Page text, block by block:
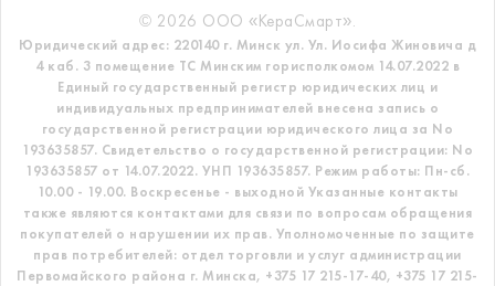
© 2026 ООО «КераСмарт».
Юридический адрес: 220140 г. Минск ул. Ул. Иосифа Жиновича д
4 каб. 3 помещение ТС Минским горисполкомом 14.07.2022 в
Единый государственный регистр юридических лиц и
индивидуальных предпринимателей внесена запись о
государственной регистрации юридического лица за No
193635857. Свидетельство о государственной регистрации: No
193635857 от 14.07.2022. УНП 193635857. Режим работы: Пн-сб.
10.00 - 19.00. Воскресенье - выходной Указанные контакты
также являются контактами для связи по вопросам обращения
покупателей о нарушении их прав. Уполномоченные по защите
прав потребителей: отдел торговли и услуг администрации
Первомайского района г. Минска, +375 17 215-17-40, +375 17 215-